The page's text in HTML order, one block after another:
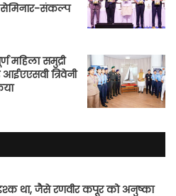
संकल्प
महिला समुद्री
त्रिवेनी
था, जैसे रणवीर कपूर को अनुष्का